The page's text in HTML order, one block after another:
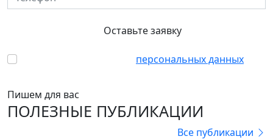
Оставьте заявку
персональных данных
Пишем для вас
ПОЛЕЗНЫЕ ПУБЛИКАЦИИ
Все публикации